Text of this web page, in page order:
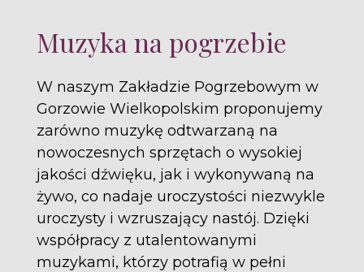
Muzyka na pogrzebie
W naszym Zakładzie Pogrzebowym w
Gorzowie Wielkopolskim proponujemy
zarówno muzykę odtwarzaną na
nowoczesnych sprzętach o wysokiej
jakości dźwięku, jak i wykonywaną na
żywo, co nadaje uroczystości niezwykle
uroczysty i wzruszający nastój. Dzięki
współpracy z utalentowanymi
muzykami, którzy potrafią w pełni